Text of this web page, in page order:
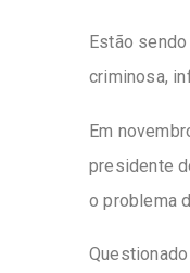
Estão
criminosa,
Em
presidente
o problema